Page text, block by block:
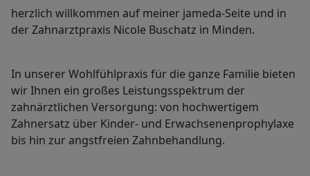
herzlich willkommen auf meiner jameda-Seite und in
der Zahnarztpraxis Nicole Buschatz in Minden.
In unserer Wohlfühlpraxis für die ganze Familie bieten
wir Ihnen ein großes Leistungsspektrum der
zahnärztlichen Versorgung: von hochwertigem
Zahnersatz über Kinder- und Erwachsenenprophylaxe
bis hin zur angstfreien Zahnbehandlung.